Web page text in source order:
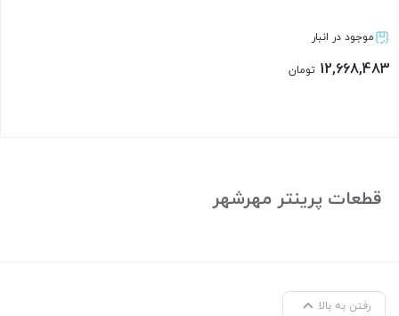
موجود در انبار
12,668,483 تومان
قطعات پرینتر مهرشهر
رفتن به بالا